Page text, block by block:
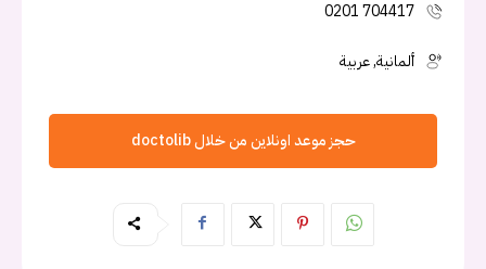
0201 704417
ألمانية, عربية
حجز موعد اونلاين من خلال doctolib